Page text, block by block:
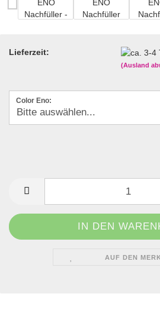
Lieferzeit:
(Ausland
Color Eno:
AUF DEN